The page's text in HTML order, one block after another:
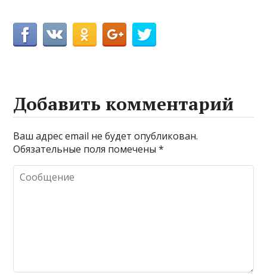
Добавить комментарий
Ваш адрес email не будет опубликован.
Обязательные поля помечены*